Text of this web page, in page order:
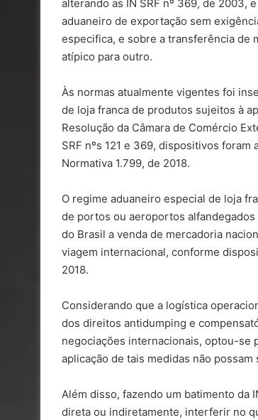
alterando as IN SRF nº 369, de 2003,
aduaneiro de exportação sem
especifica, e sobre a transferência de
atípico para outro.
Às normas atualmente vigentes foi
de loja franca de produtos sujeitos à
Resolução da Câmara de Comércio
SRF nºs 121 e 369, dispositivos
Normativa 1.799, de 2018.
O regime aduaneiro especial de loja
de portos ou aeroportos
do Brasil a venda de mercadoria
viagem internacional, conforme
2018.
Considerando que a logística
dos direitos antidumping e
negociações internacionais, optou-se
aplicação de tais medidas não
Além disso, fazendo um batimento da
direta ou indiretamente, interferir no